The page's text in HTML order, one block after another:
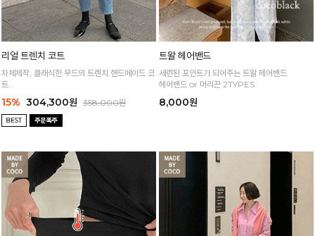
리얼 트렌치 코트
자체제작, 클래식한 무드의 트렌치 핸드메이드 코
트
시크하면서 딱 맞는 핏 좋아하는 분들게 추천!
15% 304,300원 358,000원
트왈 헤어밴드
세련된 포인트가 되어주는 트왈 헤어밴드
헤어밴드 or 머리끈 2TYPES
8,000원